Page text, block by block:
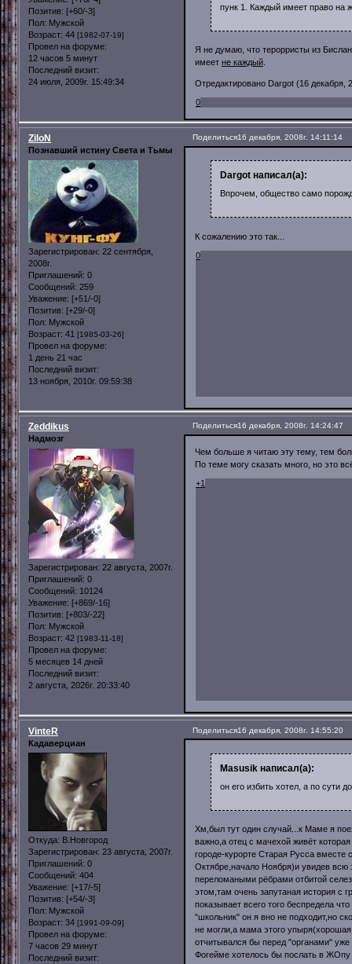
Позитив: [+60/-3]
Пол: Мужской
Возраст: 44 [1982-07-19]
Провел на форуме:
12 часов 5 минут
Последний визит:
24 июля, 2009г. 15:49:34
пунк 1. Каждый имеет право на
Я не думаю, что терорристы из
имеет не каждый
Отредактировано Dargot (16 декабря,
0
Поделиться16 декабря, 2008г. 14:11:14
ZiloN
Познавший истину Света и Тьмы
Зарегистрирован: 22 сентября,
2008г.
Приглашений: 0
Сообщений: 259
Уважение: [+51/-0]
Позитив: [+29/-0]
Пол: Мужской
Возраст: 41 [1985-03-26]
Провел на форуме:
1 день 21 час
Последний визит:
13 ноября, 2010г. 09:59:38
Dargot написал(а):
Впрочем, общество само
К сожалению это так...
0
Поделиться16 декабря, 2008г. 14:24:47
Zeddikus
Надмозг
Зарегистрирован: 22 августа, 2007г.
Приглашений: 0
Сообщений: 10124
Уважение: [+869/-16]
Позитив: [+803/-22]
Пол: Мужской
Возраст: 42 [1983-11-18]
Провел на форуме:
5 месяцев 14 дней
Последний визит:
2 августа, 2026г. 20:33:40
Чем больше я читаю эту тему, тем
По теме могу сказать много, но это
+1
Поделиться16 декабря, 2008г. 14:55:20
VinteR
Кадаверциан
Откуда: В.Новгород
Зарегистрирован: 23 августа, 2007г.
Приглашений: 0
Сообщений: 404
Уважение: [+17/-5]
Позитив: [+54/-3]
Пол: Мужской
Возраст: 34 [1991-09-09]
Провел на форуме:
7 часов 29 минут
Последний визит:
Masusik написал(а):
он его избить хотел, а по сути
Хм,был тут один случай...к Маме я
важно,а отец с мачехой живёт
городе-курорте Старая Русса вместе
Октябре,начало Ноября)и увидев всю
переломаными рёбрами отбитой
этом,там очень запутаная история с
показывает всего того беспредела
"школьник" он я вно не подходит,но
не могли,а мама этого упыря(хорошая
отчитывался бы перед "органами" уже
Фогейме хотелось бы послать в ЖОпу